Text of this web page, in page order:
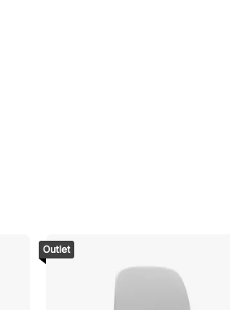
Outlet